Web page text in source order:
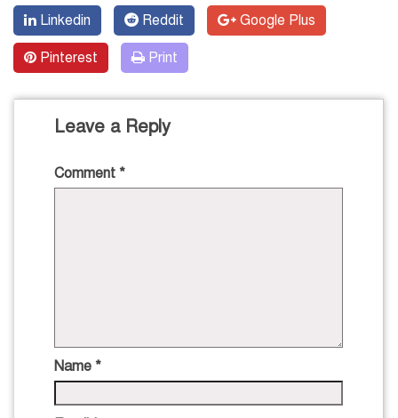
Linkedin Reddit Google Plus
Pinterest Print
Leave a Reply
Comment *
Name *